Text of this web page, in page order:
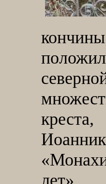
лет».